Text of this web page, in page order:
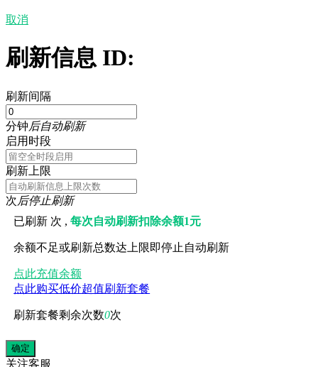
取消
刷新信息 ID:
刷新间隔
分钟后自动刷新
启用时段
刷新上限
次后停止刷新
已刷新 次 ,每次自动刷新扣除余额1元
余额不足或刷新总数达上限即停止自动刷新
点此充值余额
点此购买低价超值刷新套餐
刷新套餐剩余次数0次
关注客服